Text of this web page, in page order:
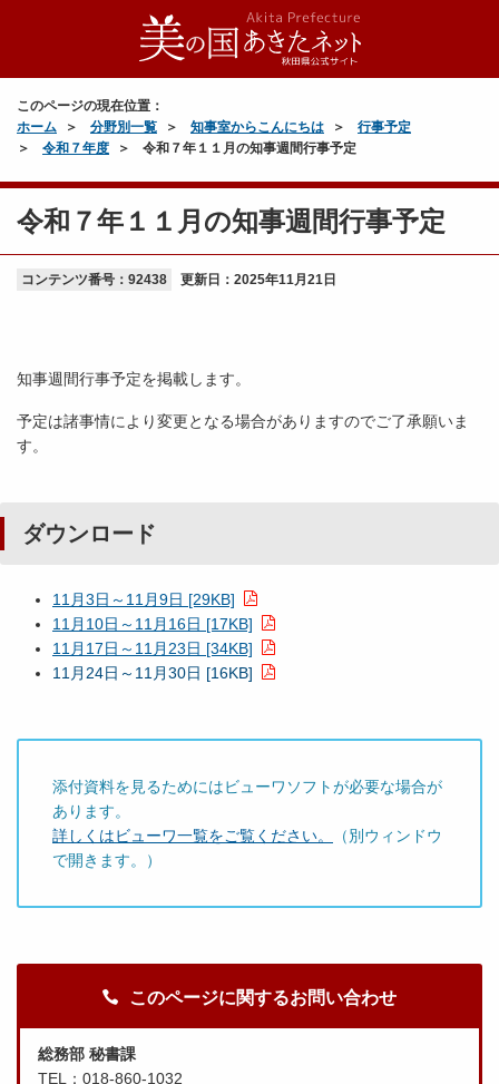
このページの現在位置：
ホーム
分野別一覧 知事室からこんにちは
行事予定
令和７年度
令和７年１１月の知事週間行事予定
令和７年１１月の知事週間行事予定
コンテンツ番号：92438 更新日： 2025年11月21日
知事週間行事予定を掲載します。
予定は諸事情により変更となる場合がありますのでご了承願いま
す。
ダウンロード
11月3日～11月9日 [29KB]
11月10日～11月16日 [17KB]
11月17日～11月23日 [34KB]
11月24日～11月30日 [16KB]
添付資料を見るためにはビューワソフトが必要な場合が
あります。
詳しくはビューワ一覧をご覧ください。
（別ウィンドウ
で開きます。）
このページに関するお問い合わせ
総務部 秘書課
TEL：018-860-1032